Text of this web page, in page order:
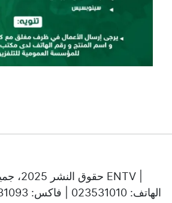
الهاتف: 023531010 | فاكس: 023531093 / 023531998